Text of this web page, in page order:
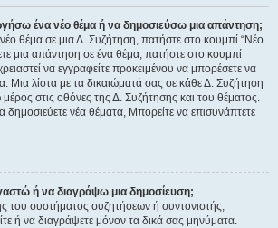
ένα νέο θέμα ή να δημοσιεύσω μια απάντηση;
νέο θέμα σε μια Δ. Συζήτηση, πατήστε στο κουμπί “Νέο
μια απάντηση σε ένα θέμα, πατήστε στο κουμπί
να εγγραφείτε προκειμένου να μπορέσετε να
Μια λίστα με τα δικαιώματά σας σε κάθε Δ. Συζήτηση
μέρος στις οθόνες της Δ. Συζήτησης και του θέματος.
δημοσιεύετε νέα θέματα, Μπορείτε να επισυνάπτετε
ή να διαγράψω μια δημοσίευση;
του συστήματος συζητήσεων ή συντονιστής,
ή να διαγράψετε μόνον τα δικά σας μηνύματα.